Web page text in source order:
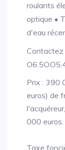
roulants
optique •
d'eau
Contactez
Prix : 390
euros) de
000 euros.
Taxe